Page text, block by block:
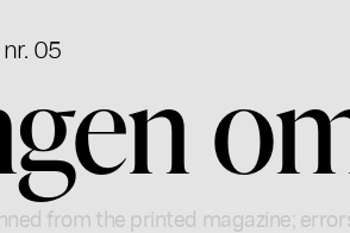
05
from the printed magazine;